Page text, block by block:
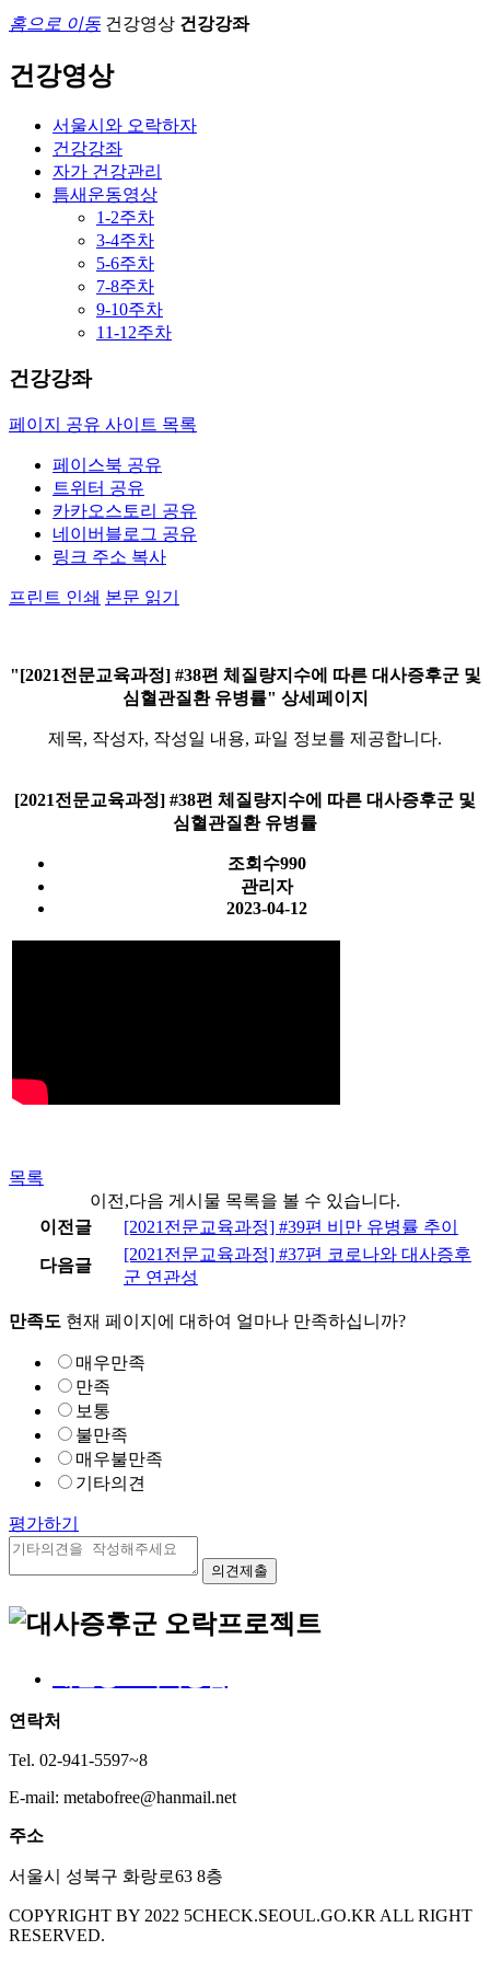
홈으로 이동 건강영상 건강강좌
건강영상
서울시와 오락하자
건강강좌
자가 건강관리
틈새운동영상
1-2주차
3-4주차
5-6주차
7-8주차
9-10주차
11-12주차
건강강좌
페이지 공유 사이트 목록
페이스북 공유
트위터 공유
카카오스토리 공유
네이버블로그 공유
링크 주소 복사
프린트 인쇄 본문 읽기
"[2021전문교육과정] #38편 체질량지수에 따른 대사증후군 및
심혈관질환 유병률" 상세페이지
제목, 작성자, 작성일 내용, 파일 정보를 제공합니다.
[2021전문교육과정] #38편 체질량지수에 따른 대사증후군 및
심혈관질환 유병률
조회수990
관리자
2023-04-12
목록
이전,다음 게시물 목록을 볼 수 있습니다.
이전글
[2021전문교육과정] #39편 비만 유병률 추이
다음글
[2021전문교육과정] #37편 코로나와 대사증후
군 연관성
만족도 현재 페이지에 대하여 얼마나 만족하십니까?
매우만족
만족
보통
불만족
매우불만족
기타의견
평가하기
연락처
Tel. 02-941-5597~8
E-mail: metabofree@hanmail.net
주소
서울시 성북구 화랑로63 8층
COPYRIGHT BY 2022 5CHECK.SEOUL.GO.KR ALL RIGHT
RESERVED.